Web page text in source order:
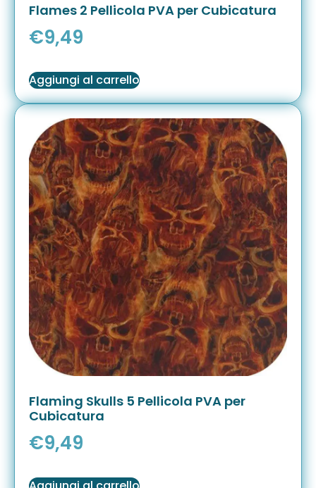
Flames 2 Pellicola PVA per Cubicatura
€9,49
Aggiungi al carrello
Flaming Skulls 5 Pellicola PVA per
Cubicatura
€9,49